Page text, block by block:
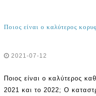
2021-07-12
Ποιος είναι ο καλύτερος
2021 και το 2022; Ο